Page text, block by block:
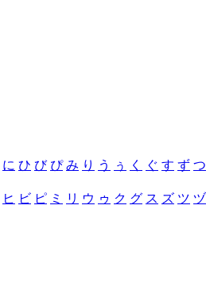
に ひ び ぴ み り う ぅ く ぐ す ず つ
ヒ ビ ピ ミ リ ウ ゥ ク グ ス ズ ツ ヅ